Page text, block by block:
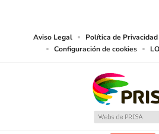
Aviso Legal Política de Privacidad
Configuración de cookies